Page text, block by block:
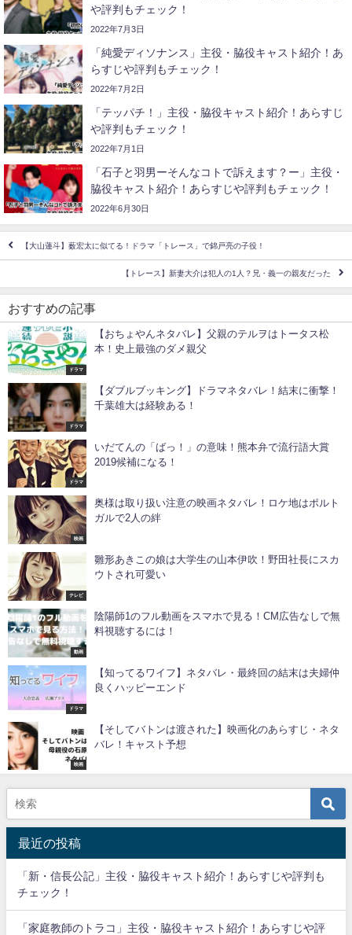
や評判もチェック！
2022年7月3日
「純愛ディソナンス」主役・脇役キャスト紹介！あ
らすじや評判もチェック！
2022年7月2日
「テッパチ！」主役・脇役キャスト紹介！あらすじ
や評判もチェック！
2022年7月1日
「石子と羽男ーそんなコトで訴えます？ー」主役・
脇役キャスト紹介！あらすじや評判もチェック！
2022年6月30日
【大山蓮斗】薮宏太に似てる！ドラマ「トレース」で錦戸亮の子役！
【トレース】新妻大介は犯人の1人？兄・義一の親友だった
おすすめの記事
ドラマ
【おちょやんネタバレ】父親のテルヲはトータス松
本！史上最強のダメ親父
ドラマ
【ダブルブッキング】ドラマネタバレ！結末に衝撃！
千葉雄大は経験ある！
ドラマ
いだてんの「ばっ！」の意味！熊本弁で流行語大賞
2019候補になる！
映画
奥様は取り扱い注意の映画ネタバレ！ロケ地はポルト
ガルで2人の絆
テレビ
雛形あきこの娘は大学生の山本伊吹！野田社長にスカ
ウトされ可愛い
動画
陰陽師1のフル動画をスマホで見る！CM広告なしで無
料視聴するには！
ドラマ
【知ってるワイフ】ネタバレ・最終回の結末は夫婦仲
良くハッピーエンド
映画
【そしてバトンは渡された】映画化のあらすじ・ネタ
バレ！キャスト予想
最近の投稿
「新・信長公記」主役・脇役キャスト紹介！あらすじや評判も
チェック！
「家庭教師のトラコ」主役・脇役キャスト紹介！あらすじや評